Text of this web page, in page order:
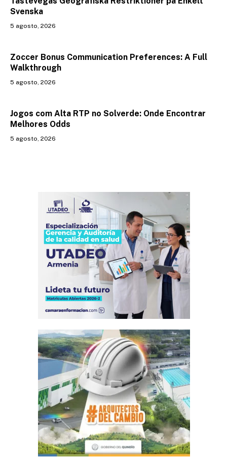
Svenska
5 agosto, 2026
Zoccer Bonus Communication Preferences: A Full
Walkthrough
5 agosto, 2026
Jogos com Alta RTP no Solverde: Onde Encontrar
Melhores Odds
5 agosto, 2026